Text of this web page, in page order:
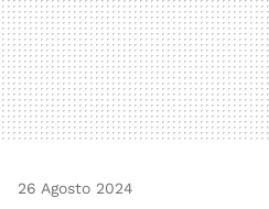
26 Agosto 2024